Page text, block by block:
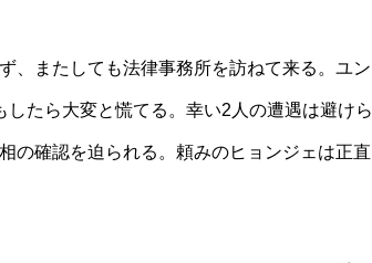
、またしても法律事務所を訪ねて来る。ユン
たら大変と慌てる。幸い2人の遭遇は避けら
の確認を迫られる。頼みのヒョンジェは正直